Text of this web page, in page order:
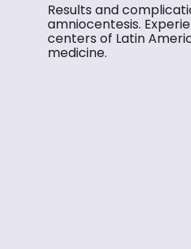
Results and
amniocentesis.
centers of Latin
medicine.